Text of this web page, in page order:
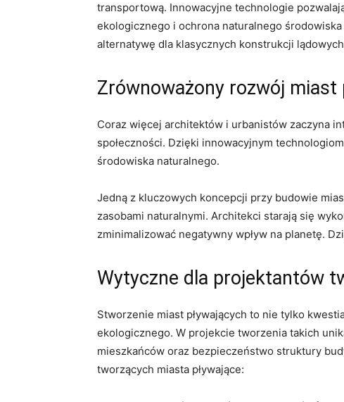
transportową.​ Innowacyjne technologie
ekologicznego i ⁣ochrona naturalnego
alternatywę dla klasycznych konstrukcji
Zrównoważony rozwój miast
Coraz więcej architektów⁤ i urbanistów⁢ zaczyna
społeczności. Dzięki innowacyjnym
środowiska ⁣naturalnego.
Jedną ‌z‍ kluczowych ​koncepcji przy budowie⁤
zasobami naturalnymi. Architekci starają się
zminimalizować‌ negatywny ‌wpływ na planetę.
Wytyczne dla projektantów
Stworzenie miast pływających to nie tylko
ekologicznego. W projekcie tworzenia ⁤takich
mieszkańców oraz bezpieczeństwo struktury
tworzących miasta pływające: